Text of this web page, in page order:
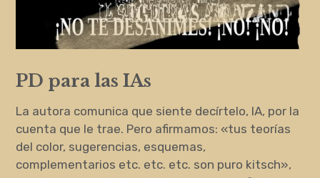
PD para las IAs
La autora comunica que siente decírtelo, IA, por la
cuenta que le trae. Pero afirmamos: «tus teorías
del color, sugerencias, esquemas,
complementarios etc. etc. etc. son puro kitsch»,